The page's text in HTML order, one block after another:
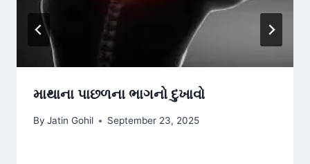
માથાના પાછળના ભાગનો દુખાવો
By Jatin Gohil September 23, 2025